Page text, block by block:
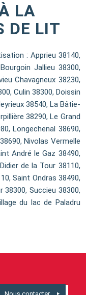
LA
DE LIT
: Apprieu 38140,
Jallieu 38300,
Chavagneux 38230,
Culin 38300, Doissin
38540, La Bâtie-
38290, Le Grand
Longechenal 38690,
Nivolas Vermelle
André le Gaz 38490,
de la Tour 38110,
Saint Ondras 38490,
38300, Succieu 38300,
du lac de Paladru